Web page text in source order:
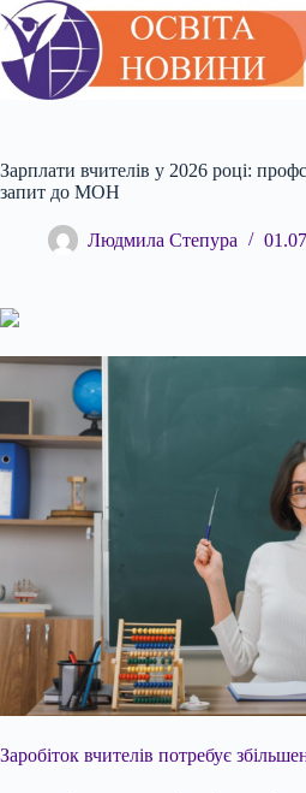
Перейти
до
вмісту
Зарплати вчителів у 2026 році:
запит до МОН
Людмила Степура
Заробіток вчителів потребує